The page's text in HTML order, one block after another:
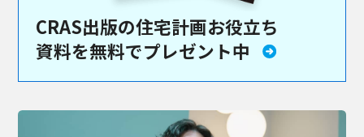
CRAS出版の住宅計画お役立ち
資料を無料でプレゼント中